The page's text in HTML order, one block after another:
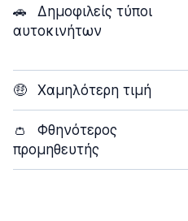
🚗
Δημοφιλείς τύποι
αυτοκινήτων
🤑 Χαμηλότερη τιμή
👛
Φθηνότερος
προμηθευτής